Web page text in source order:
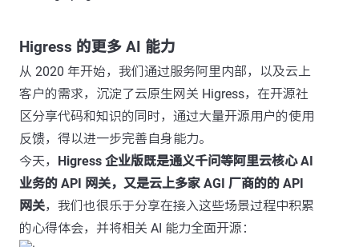
Higress 的更多 AI 能力
从 2020 年开始，我们通过服务阿里内部，以及云上
客户的需求，沉淀了云原生网关 Higress，在开源社
区分享代码和知识的同时，通过大量开源用户的使用
反馈，得以进一步完善自身能力。
今天，
Higress 企业版既是通义千问等阿里云核心 AI
业务的 API 网关，又是云上多家 AGI 厂商的的 API
网关，我们也很乐于分享在接入这些场景过程中积累
的心得体会，并将相关 AI 能力全面开源：